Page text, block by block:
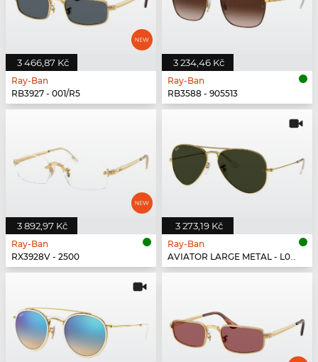
3 466,87 Kč
Ray-Ban
RB3927 - 001/R5
3 234,46 Kč
Ray-Ban
RB3588 - 905513
3 892,97 Kč
Ray-Ban
RX3928V - 2500
3 273,19 Kč
Ray-Ban
AVIATOR LARGE METAL - L0205